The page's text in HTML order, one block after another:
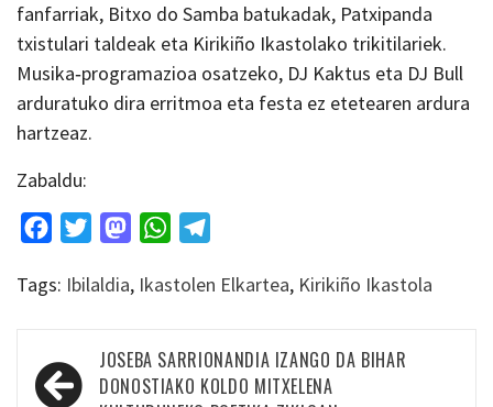
fanfarriak, Bitxo do Samba batukadak, Patxipanda
txistulari taldeak eta Kirikiño Ikastolako trikitilariek.
Musika‑programazioa osatzeko, DJ Kaktus eta DJ Bull
arduratuko dira erritmoa eta festa ez etetearen ardura
hartzeaz.
Zabaldu:
FacebookTwitterMastodonWhatsApp
Tags: Ibilaldia, Ikastolen Elkartea, Kirikiño Ikastola
Bidalketetan
zehar
JOSEBA SARRIONANDIA IZANGO DA BIHAR
DONOSTIAKO KOLDO MITXELENA